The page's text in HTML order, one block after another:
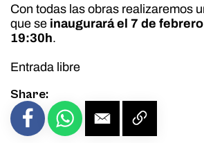
Con todas las obras realizaremos
que se inaugurará el 7 de
19:30h.
Entrada libre
Share: